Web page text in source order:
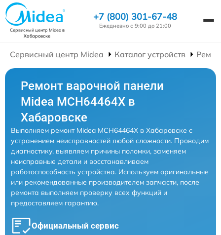
Сервисный центр Mideaв
Хабаровске
+7 (800) 301-67-48
Ежедневно с 9:00 до 21:00
Сервисный центр Midea Каталог устройств
Ремонт варочной панели
Midea MCH64464X в
Хабаровске
Выполняем ремонт Midea MCH64464X в Хабаровске с
устранением неисправностей любой сложности. Проводим
диагностику, выявляем причины поломки, заменяем
неисправные детали и восстанавливаем
работоспособность устройства. Используем оригинальные
или рекомендованные производителем запчасти, после
ремонта выполняем проверку всех функций и
предоставляем гарантию.
Официальный сервис